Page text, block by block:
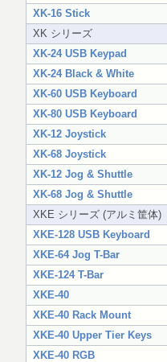
XK-16 Stick
XK シリーズ
XK-24 USB Keypad
XK-24 Black & White
XK-60 USB Keyboard
XK-80 USB Keyboard
XK-12 Joystick
XK-68 Joystick
XK-12 Jog & Shuttle
XK-68 Jog & Shuttle
XKE シリーズ (アルミ筐体)
XKE-128 USB Keyboard
XKE-64 Jog T-Bar
XKE-124 T-Bar
XKE-40
XKE-40 Rack Mount
XKE-40 Upper Tier Keys
XKE-40 RGB